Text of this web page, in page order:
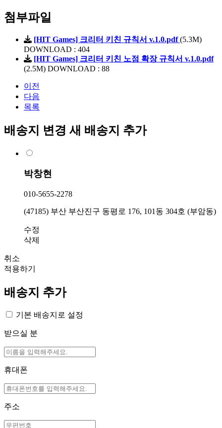
첨부파일
[HIT Games] 크리터 키친 규칙서 v.1.0.pdf (5.3M)
DOWNLOAD : 404
[HIT Games] 크리터 키친 노점 확장 규칙서 v.1.0.pdf
(2.5M) DOWNLOAD : 88
이전
다음
목록
배송지 변경 새 배송지 추가
박창현
010-5655-2278
(47185) 부산 부산진구 동평로 176, 101동 304호 (부암동)
수정
삭제
취소
적용하기
배송지 추가
기본 배송지로 설정
받으실 분
휴대폰
주소